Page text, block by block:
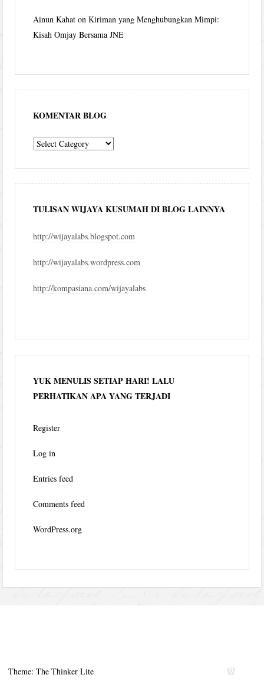
Ainun Kahat onKiriman yang Menghubungkan Mimpi:
Kisah Omjay Bersama JNE
KOMENTAR BLOG
komentar
TULISAN WIJAYA KUSUMAH DI BLOG LAINNYA
http://wijayalabs.blogspot.com
http://wijayalabs.wordpress.com
http://kompasiana.com/wijayalabs
YUK MENULIS SETIAP HARI! LALU
PERHATIKAN APA YANG TERJADI
Register
Log in
Entries feed
Comments feed
WordPress.org
Theme: The Thinker Lite